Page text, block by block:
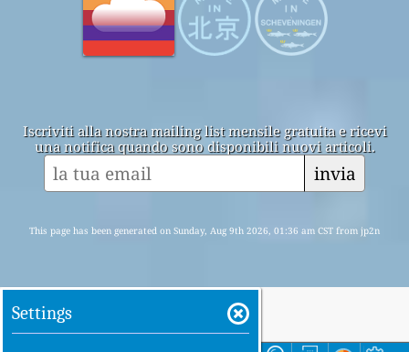
Iscriviti alla nostra mailing list mensile gratuita e ricevi
una notifica quando sono disponibili nuovi articoli.
invia
This page has been generated on Sunday, Aug 9th 2026, 01:36 am CST from jp2n
Settings